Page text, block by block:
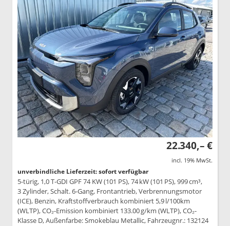
22.340,– €
incl. 19% MwSt.
unverbindliche Lieferzeit: sofort verfügbar
5-türig, 1,0 T-GDI GPF 74 KW (101 PS), 74 kW (101 PS), 999 cm³,
3 Zylinder, Schalt. 6-Gang, Frontantrieb, Verbrennungsmotor
(ICE), Benzin, Kraftstoffverbrauch kombiniert 5,9 l/100km
(WLTP), CO₂-Emission kombiniert 133.00 g/km (WLTP), CO₂-
Klasse D, Außenfarbe: Smokeblau Metallic, Fahrzeugnr.: 132124